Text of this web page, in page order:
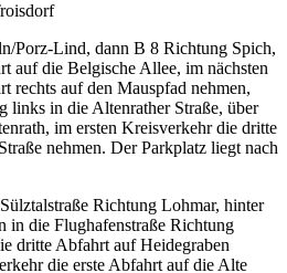
Porz-Lind, dann B 8 Richtung Spich,
auf die Belgische Allee, im nächsten
rechts auf den Mauspfad nehmen,
links in die Altenrather Straße, über
im ersten Kreisverkehr die dritte
nehmen. Der Parkplatz liegt nach
Richtung Lohmar, hinter
in die Flughafenstraße Richtung
dritte Abfahrt auf Heidegraben
die erste Abfahrt auf die Alte